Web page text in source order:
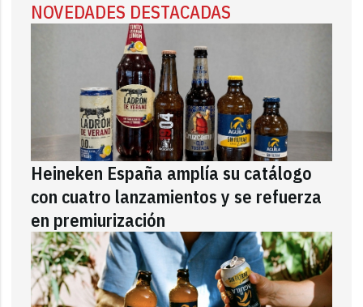
NOVEDADES DESTACADAS
Heineken España amplía su catálogo
con cuatro lanzamientos y se refuerza
en premiurización